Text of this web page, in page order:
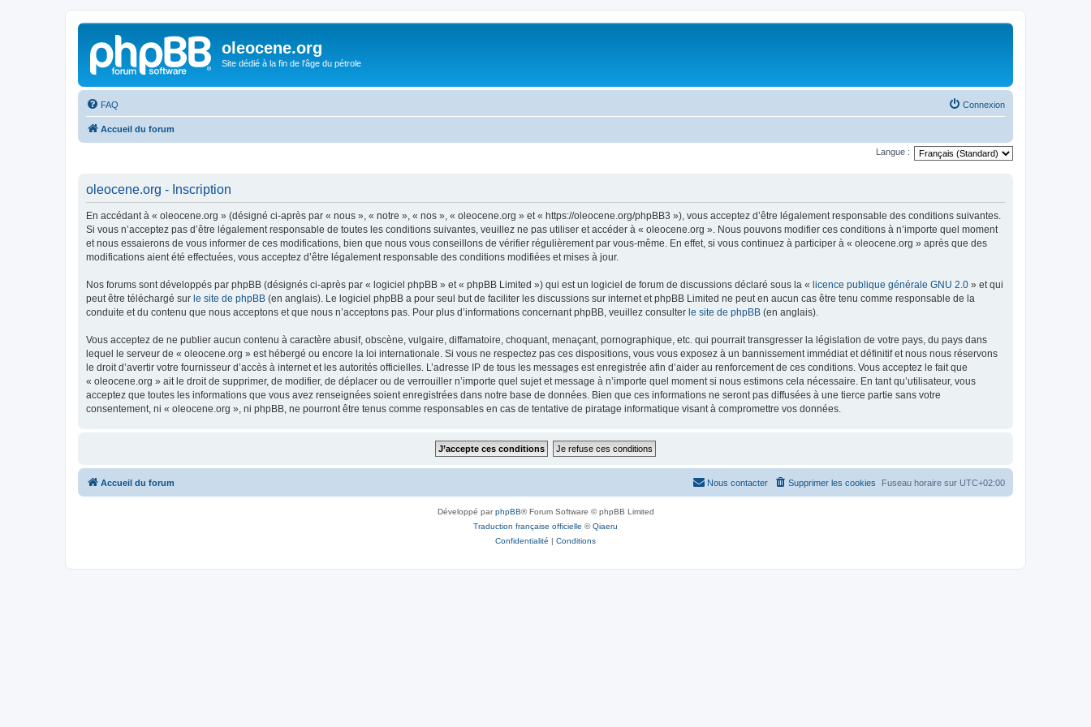
oleocene.org
Site dédié à la fin de l'âge du pétrole
FAQ Connexion
Accueil du forum
Langue :
oleocene.org - Inscription
En accédant à « oleocene.org » (désigné ci-après par « nous », « notre », « nos », « oleocene.org » et « https://oleocene.org/phpBB3 »), vous acceptez d’être légalement responsable des conditions suivantes.
Si vous n’acceptez pas d’être légalement responsable de toutes les conditions suivantes, veuillez ne pas utiliser et accéder à « oleocene.org ». Nous pouvons modifier ces conditions à n’importe quel moment
et nous essaierons de vous informer de ces modifications, bien que nous vous conseillons de vérifier régulièrement par vous-même. En effet, si vous continuez à participer à « oleocene.org » après que des
modifications aient été effectuées, vous acceptez d’être légalement responsable des conditions modifiées et mises à jour.
Nos forums sont développés par phpBB (désignés ci-après par « logiciel phpBB » et « phpBB Limited ») qui est un logiciel de forum de discussions déclaré sous la « licence publique générale GNU 2.0 » et qui
peut être téléchargé sur le site de phpBB (en anglais). Le logiciel phpBB a pour seul but de faciliter les discussions sur internet et phpBB Limited ne peut en aucun cas être tenu comme responsable de la
conduite et du contenu que nous acceptons et que nous n’acceptons pas. Pour plus d’informations concernant phpBB, veuillez consulter le site de phpBB (en anglais).
Vous acceptez de ne publier aucun contenu à caractère abusif, obscène, vulgaire, diffamatoire, choquant, menaçant, pornographique, etc. qui pourrait transgresser la législation de votre pays, du pays dans
lequel le serveur de « oleocene.org » est hébergé ou encore la loi internationale. Si vous ne respectez pas ces dispositions, vous vous exposez à un bannissement immédiat et définitif et nous nous réservons
le droit d’avertir votre fournisseur d’accès à internet et les autorités officielles. L’adresse IP de tous les messages est enregistrée afin d’aider au renforcement de ces conditions. Vous acceptez le fait que
« oleocene.org » ait le droit de supprimer, de modifier, de déplacer ou de verrouiller n’importe quel sujet et message à n’importe quel moment si nous estimons cela nécessaire. En tant qu’utilisateur, vous
acceptez que toutes les informations que vous avez renseignées soient enregistrées dans notre base de données. Bien que ces informations ne seront pas diffusées à une tierce partie sans votre
consentement, ni « oleocene.org », ni phpBB, ne pourront être tenus comme responsables en cas de tentative de piratage informatique visant à compromettre vos données.
Accueil du forum Fuseau horaire sur UTC+02:00
Supprimer les cookies
Nous contacter
Développé parphpBB® Forum Software © phpBB Limited
Traduction française officielle ©Qiaeru
Confidentialité | Conditions